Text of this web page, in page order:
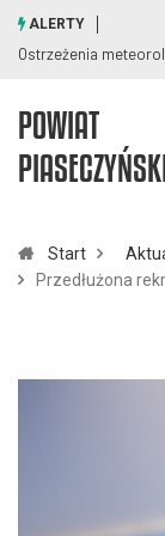
visibility_off
remove_circle_outline
ALERTY
Ostrzeżenia
POWIAT
Start
Przedłużona